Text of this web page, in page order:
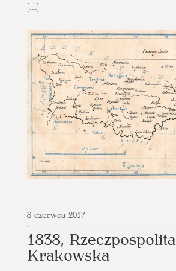
[…]
8 czerwca 2017
1838, Rzeczpospolita
Krakowska